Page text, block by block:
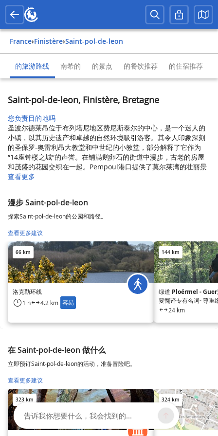
France› Finistère› Saint-pol-de-leon
的旅游路线 南希的 的景点 的餐饮推荐 的住宿推荐
Saint-pol-de-leon, Finistère, Bretagne
您负责目的地吗
圣波尔德莱昂位于布列塔尼地区费尼斯泰尔的中心，是一个迷人的
小镇，以其历史遗产和卓越的自然环境吸引游客。其令人印象深刻
的圣保罗-奥雷利昂大教堂和中世纪的小教堂，部分解释了它作为
“14座钟楼之城”的声誉。在铺满鹅卵石的街道中漫步，古老的房屋
和茂盛的花园交织在一起。Pempoul港口提供了莫尔莱湾的壮丽景
查看更多
漫步 Saint-pol-de-leon
探索Saint-pol-de-leon的公园和路径。
查看更多建议
66 km
洛克勒环线
1 h 4.2 km 容易
144 km
绿道 Ploërmel - Guer
要翻译专有名词- 尊重
24 km
在 Saint-pol-de-leon 做什么
立即预订Saint-pol-de-leon的活动，准备冒险吧。
查看更多建议
323 km 324 km
告诉我你想要什么，我会找到的...